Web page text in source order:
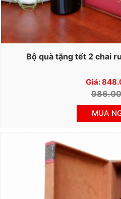
Bộ quà tặng tết 2 chai
Giá:
MUA